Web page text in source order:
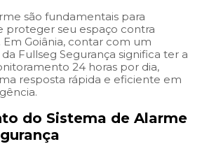
são fundamentais para
proteger seu espaço contra
Em Goiânia, contar com um
Fullseg Segurança significa ter a
24 horas por dia,
resposta rápida e eficiente em
do Sistema de Alarme